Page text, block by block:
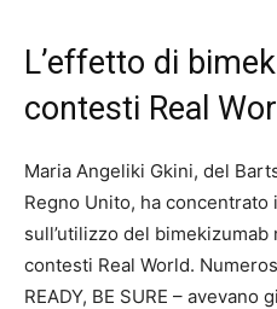
L’effetto di
contesti Real
Maria Angeliki Gkini, del
Regno Unito, ha
sull’utilizzo del
contesti Real World.
READY, BE SURE – avevano